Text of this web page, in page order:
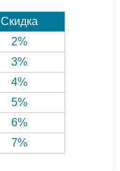
Скидка
2%
3%
4%
5%
6%
7%